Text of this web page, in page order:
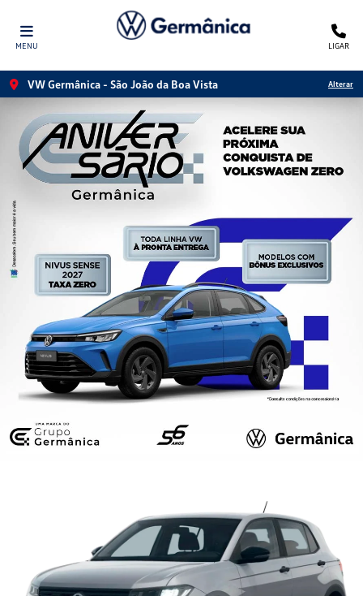
MENU LIGAR
VW Germânica - São João da Boa Vista Alterar